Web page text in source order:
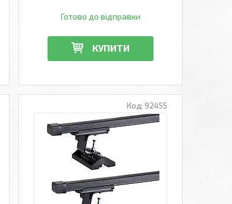
Готово до відправки
КУПИТИ
92455